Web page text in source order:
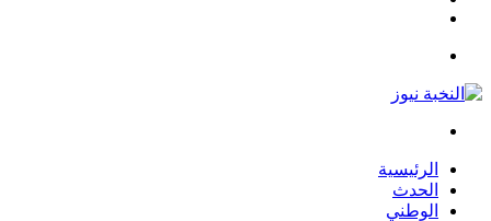
الرئيسية
الحدث
الوطني